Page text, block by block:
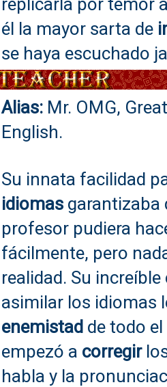
él la mayor sarta de
se haya escuchado
Alias: Mr. OMG,
English.
Su innata facilidad
idiomas garantizaba
profesor pudiera
fácilmente, pero
realidad. Su
asimilar los idiomas
enemistad de todo
empezó a corregir
habla y la